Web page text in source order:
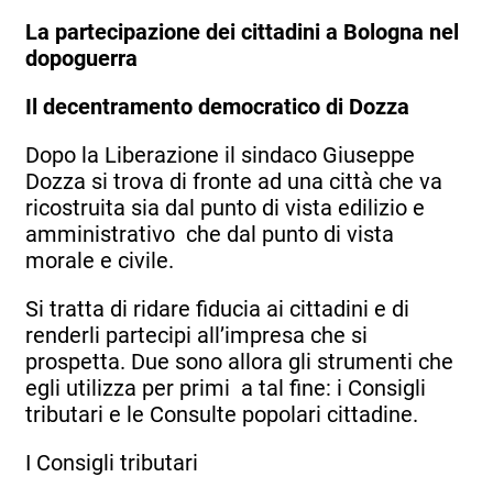
La partecipazione dei cittadini a Bologna nel
dopoguerra
Il decentramento democratico di Dozza
Dopo la Liberazione il sindaco Giuseppe
Dozza si trova di fronte ad una città che va
ricostruita sia dal punto di vista edilizio e
amministrativo che dal punto di vista
morale e civile.
Si tratta di ridare fiducia ai cittadini e di
renderli partecipi all’impresa che si
prospetta. Due sono allora gli strumenti che
egli utilizza per primi a tal fine: i Consigli
tributari e le Consulte popolari cittadine.
I Consigli tributari